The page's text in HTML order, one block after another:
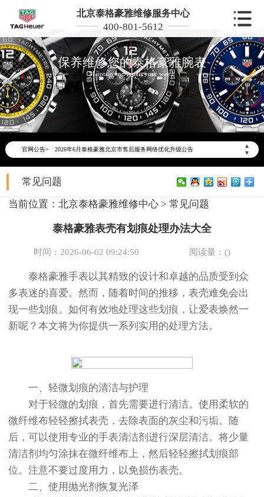
北京泰格豪雅维修服务中心
400-801-5612
保养维修您的泰格豪雅腕表
Maintain and repair your watch
官网公告>
▲
▼
2026年6月泰格豪雅北京市售后服务网络优化升级公告
2026年6月北京市泰格豪雅官方售后客户服务热线：400-801-5612
2026年6月泰格豪雅售后服务中心最新网点地址：
常见问题
当前位置： 北京泰格豪雅维修中心 > 常见问题
泰格豪雅表壳有划痕处理办法大全
时间：2026-06-02 09:24:50 阅读量：()
泰格豪雅手表以其精致的设计和卓越的品质受到众
多表迷的喜爱。然而，随着时间的推移，表壳难免会出
现一些划痕。如何有效地处理这些划痕，让爱表焕然一
新呢？本文将为你提供一系列实用的处理方法。
一、轻微划痕的清洁与护理
对于轻微的划痕，首先需要进行清洁。使用柔软的
微纤维布轻轻擦拭表壳，去除表面的灰尘和污垢。随
后，可以使用专业的手表清洁剂进行深层清洁。将少量
清洁剂均匀涂抹在微纤维布上，然后轻轻擦拭划痕部
位。注意不要过度用力，以免损伤表壳。
二、使用抛光剂恢复光泽